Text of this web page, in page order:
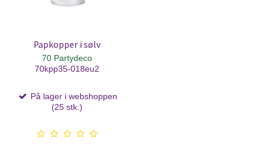
Papkopper i sølv
70 Partydeco
70kpp35-018eu2
På lager i webshoppen
(25 stk.)